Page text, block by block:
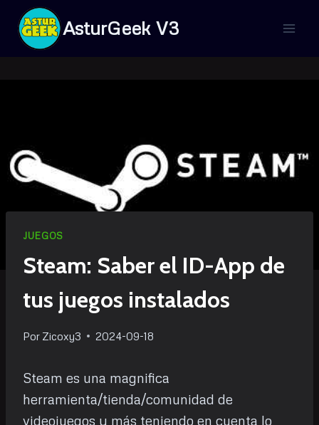
Saltar
contenido
AsturGeek V3
JUEGOS
Steam: Saber el ID-App de
tus juegos instalados
Por Zicoxy3 2024-09-18
Steam es una magnifica
herramienta/tienda/comunidad de
videojuegos y más teniendo en cuenta lo